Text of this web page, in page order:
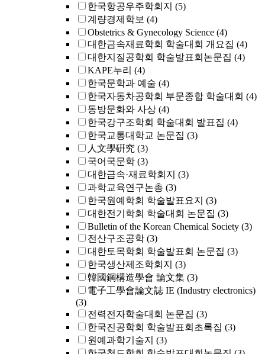
한국항공우주학회지 (5)
계량경제학보 (4)
Obstetrics & Gynecology Science (4)
대한금속재료학회 학술대회 개요집 (4)
대한지질공학회 학술발표회논문집 (4)
KAPE누리 (4)
한국문학과 예술 (4)
한국자동차공학회 부문종합 학술대회 (4)
동방문화와 사상 (4)
한국강구조학회 학술대회 발표집 (4)
한국교통대학교 논문집 (3)
人文學硏究 (3)
국어국문학 (3)
대한금속·재료학회지 (3)
과학교육연구논총 (3)
한국원예학회 학술발표요지 (3)
대한전기학회 학술대회 논문집 (3)
Bulletin of the Korean Chemical Society (3)
전산구조공학 (3)
대한토목학회 학술발표회 논문집 (3)
한국생산제조학회지 (3)
韓國鋼構造學會 論文集 (3)
電子工學會論文誌 IE (Industry electronics)
(3)
전력전자학술대회 논문집 (3)
한국진공학회 학술발표회초록집 (3)
원예과학기술지 (3)